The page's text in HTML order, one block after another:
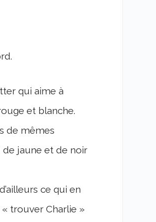
qui aime à
et blanche.
de mêmes
jaune et de noir
ce qui en
trouver Charlie »